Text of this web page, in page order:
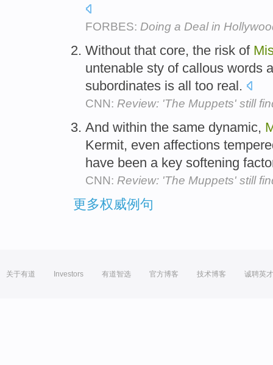
FORBES: Doing a Deal in
Without that core, the risk of
untenable sty of callous words
subordinates is all too real.
CNN: Review: 'The Muppets' still
And within the same dynamic,
Kermit, even affections
have been a key softening
CNN: Review: 'The Muppets' still
更多权威例句
关于有道 Investors 有道智选 官方博客 技术博客 诚聘英才